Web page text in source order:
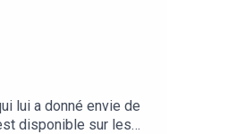
lui a donné envie de
disponible sur les